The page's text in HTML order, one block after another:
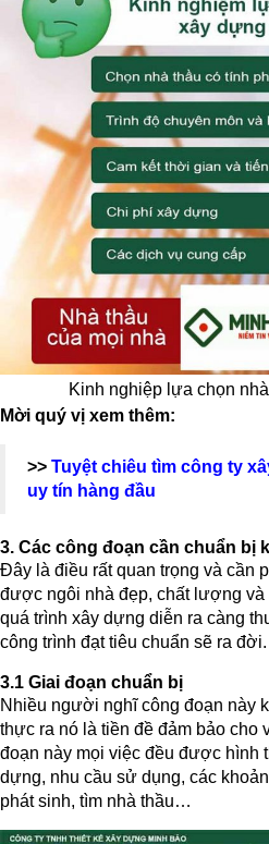
Kinh nghiệp lựa chọn
Mời quý vị xem thêm:
>> Tuyệt chiêu tìm công ty
uy tín hàng đầu
3. Các công đoạn cần chuẩn bị
Đây là điều rất quan trọng và cần
được ngôi nhà đẹp, chất lượng và
quá trình xây dựng diễn ra càng
công trình đạt tiêu chuẩn sẽ ra đời.
3.1 Giai đoạn chuẩn bị
Nhiều người nghĩ công đoạn này
thực ra nó là tiền đề đảm bảo cho
đoạn này mọi việc đều được hình
dựng, nhu cầu sử dụng, các khoản
phát sinh, tìm nhà thầu…